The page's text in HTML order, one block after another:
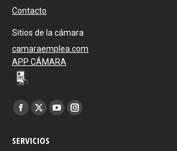
Contacto
Sitios de la cámara
camaraemplea.com
APP CÁMARA
Encuéntranos en:
Facebook
opens
X
opens
YouTubeInstagram
SERVICIOS